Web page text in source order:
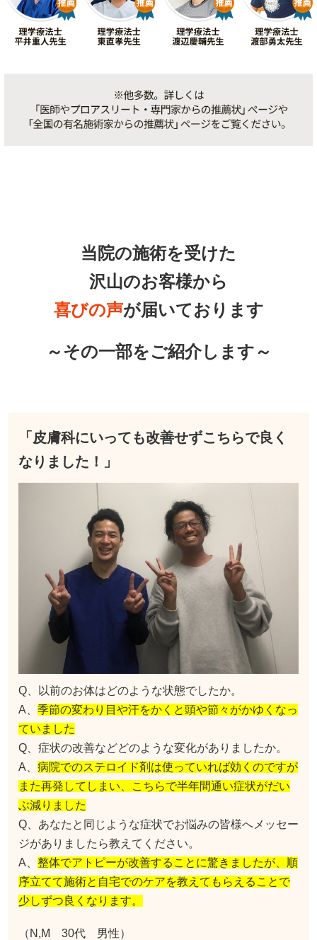
当院の施術を受けた
沢山のお客様から
喜びの声が届いております
～その一部をご紹介します～
「皮膚科にいっても改善せずこちらで良く
なりました！」
Q、以前のお体はどのような状態でしたか。
A、 季節の変わり目や汗をかくと頭や節々がかゆくなっ
ていました
Q、症状の改善などどのような変化がありましたか。
A、 病院でのステロイド剤は使っていれば効くのですが
また再発してしまい、こちらで半年間通い症状がだい
ぶ減りました
Q、あなたと同じような症状でお悩みの皆様へメッセー
ジがありましたら教えてください。
A、 整体でアトピーが改善することに驚きましたが、順
序立てて施術と自宅でのケアを教えてもらえることで
少しずつ良くなります。
（N,M 30代 男性）